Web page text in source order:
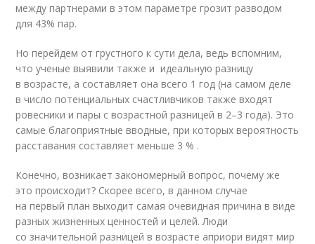
между партнерами в этом параметре грозит разводом
для 43% пар.
Но перейдем от грустного к сути дела, ведь вспомним,
что ученые выявили также и идеальную разницу
в возрасте, а составляет она всего 1 год (на самом деле
в число потенциальных счастливчиков также входят
ровесники и пары с возрастной разницей в 2–3 года). Это
самые благоприятные вводные, при которых вероятность
расставания составляет меньше 3 % .
Конечно, возникает закономерный вопрос, почему же
это происходит? Скорее всего, в данном случае
на первый план выходит самая очевидная причина в виде
разных жизненных ценностей и целей. Люди
со значительной разницей в возрасте априори видят мир